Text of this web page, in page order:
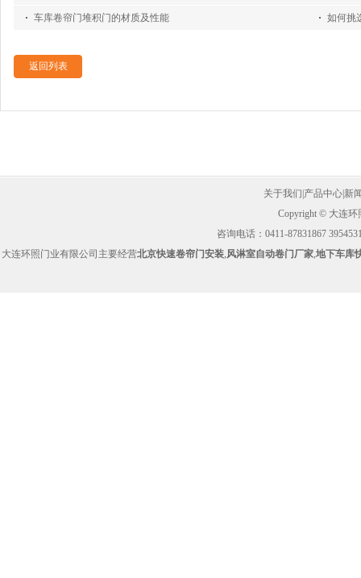
车库卷帘门堆积门的材质及性能 如何挑
返回列表
关于我们 产品中心| 新
Copyright © 大连
咨询电话：0411-87831867
大连环照门业有限公司主要经营北京快速卷帘门安装,风淋室自动卷门厂家,地下车库